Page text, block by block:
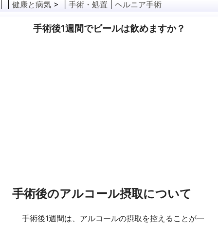
健康と病気 > | 手術・処置 ヘルニア手術
手術後1週間でビールは飲めますか？
手術後のアルコール摂取について
手術後1週間は、アルコールの摂取を控えることが一